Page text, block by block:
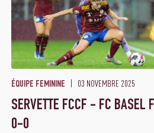
ÉQUIPE FEMININE 03 NOVEMBRE 2025
SERVETTE FCCF - FC BASEL
0-0